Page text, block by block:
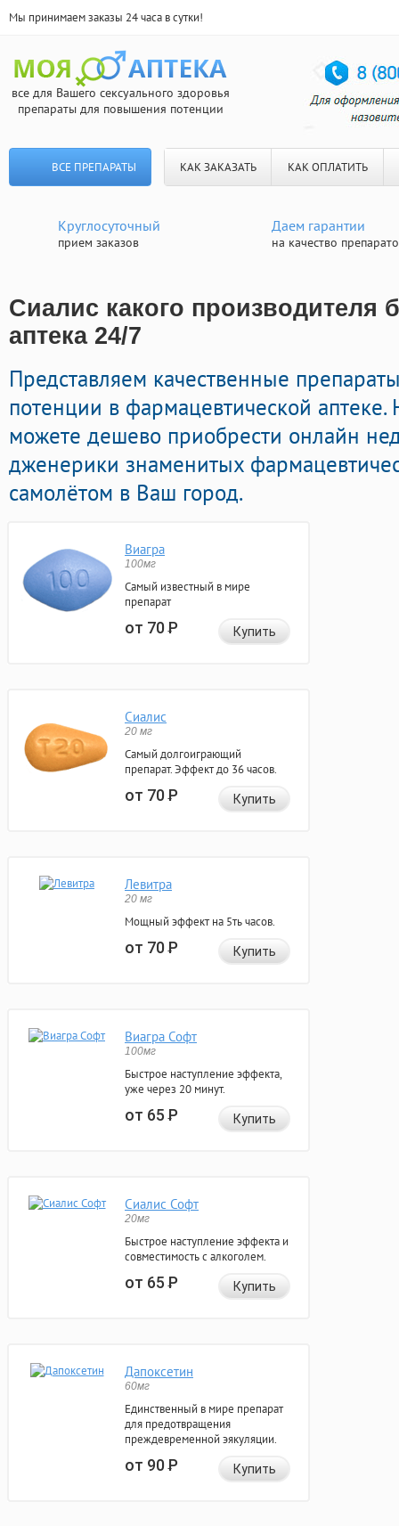
Мы принимаем заказы 24 часа в сутки!
все для Вашего сексуального здоровья
препараты для повышения потенции
ВСЕ ПРЕПАРАТЫ КАК ЗАКАЗАТЬ КАК ОПЛАТИТЬ
Круглосуточный
прием заказов
Даем гарантии
на качество
Сиалис какого производителя
аптека 24/7
Представляем качественные
потенции в фармацевтической
можете дешево приобрести онлайн
дженерики знаменитых
самолётом в Ваш город.
Виагра
100мг
Самый известный в мире
препарат
от 70Р Купить
Сиалис
20 мг
Самый долгоиграющий
препарат. Эффект до 36 часов.
от 70Р Купить
Левитра
20 мг
Мощный эффект на 5ть часов.
от 70Р Купить
Виагра Софт
100мг
Быстрое наступление эффекта,
уже через 20 минут.
от 65Р Купить
Сиалис Софт
20мг
Быстрое наступление эффекта и
совместимость с алкоголем.
от 65Р Купить
Дапоксетин
60мг
Единственный в мире препарат
для предотвращения
преждевременной эякуляции.
от 90Р Купить